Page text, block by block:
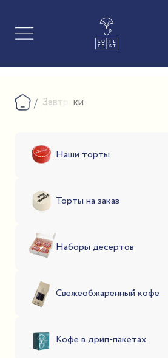
Завтраки
Наши торты
Торты на заказ
Наборы десертов
Свежеобжаренный кофе
Кофе в дрип-пакетах